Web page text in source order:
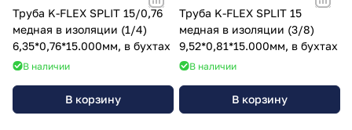
Труба K-FLEX SPLIT 15/0,76
медная в изоляции (1/4)
6,35*0,76*15.000мм, в бухтах
В наличии
В корзину
Труба K-FLEX SPLIT 15
медная в изоляции (3/8)
9,52*0,81*15.000мм, в бухтах
В наличии
В корзину